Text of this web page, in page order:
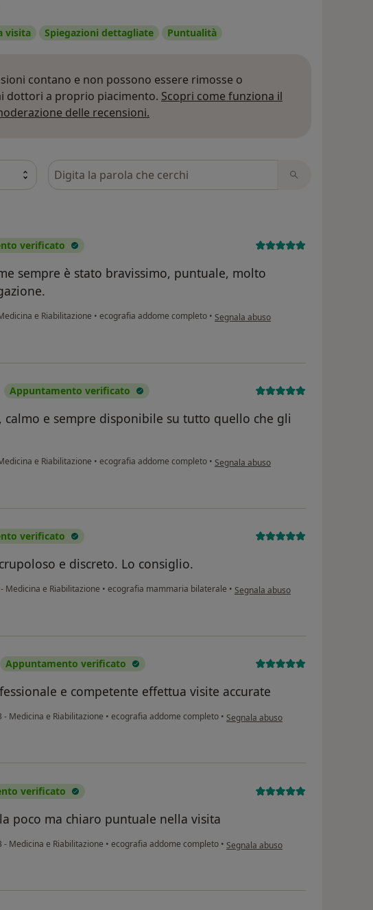
visita Spiegazioni dettagliate Puntualità
contano e non possono essere rimosse o
dottori a proprio piacimento. Scopri come funziona il
delle recensioni.
Cerca nelle recensioni
verificato
sempre è stato bravissimo, puntuale, molto
e Riabilitazione • ecografia addome completo • secondo l'opinione dell'utente L.O.
Segnala abuso
Appuntamento verificato
calmo e sempre disponibile su tutto quello che gli
e Riabilitazione • ecografia addome completo • secondo l'opinione dell'utente Fratoni
Segnala abuso
verificato
e discreto. Lo consiglio.
Medicina e Riabilitazione • ecografia mammaria bilaterale • secondo l'opinione dell'utente E.G.
Segnala abuso
Appuntamento verificato
e competente effettua visite accurate
- Medicina e Riabilitazione • ecografia addome completo • secondo l'opinione dell'utente Angelo
Segnala abuso
verificato
poco ma chiaro puntuale nella visita
- Medicina e Riabilitazione • ecografia addome completo • secondo l'opinione dell'utente A m
Segnala abuso